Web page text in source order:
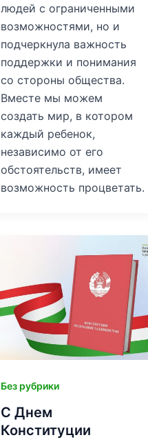
людей с ограниченными
возможностями, но и
подчеркнула важность
поддержки и понимания
со стороны общества.
Вместе мы можем
создать мир, в котором
каждый ребенок,
независимо от его
обстоятельств, имеет
возможность процветать.
Без рубрики
С Днем
Конституции